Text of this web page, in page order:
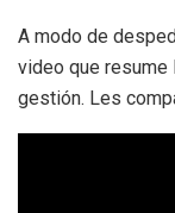
A modo de
video que resume
gestión. Les